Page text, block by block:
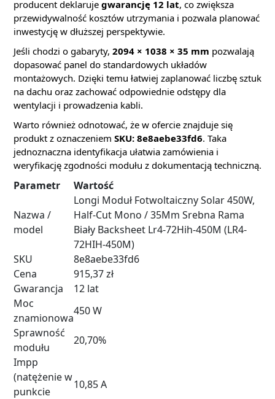
producent deklaruje gwarancję 12 lat, co zwiększa
przewidywalność kosztów utrzymania i pozwala planować
inwestycję w dłuższej perspektywie.
Jeśli chodzi o gabaryty, 2094 × 1038 × 35 mm pozwalają
dopasować panel do standardowych układów
montażowych. Dzięki temu łatwiej zaplanować liczbę sztuk
na dachu oraz zachować odpowiednie odstępy dla
wentylacji i prowadzenia kabli.
Warto również odnotować, że w ofercie znajduje się
produkt z oznaczeniem SKU: 8e8aebe33fd6. Taka
jednoznaczna identyfikacja ułatwia zamówienia i
weryfikację zgodności modułu z dokumentacją techniczną.
Parametr Wartość
Nazwa /
model
Longi Moduł Fotwoltaiczny Solar 450W,
Half-Cut Mono / 35Mm Srebna Rama
Biały Backsheet Lr4-72Hih-450M (LR4-
72HIH-450M)
SKU
8e8aebe33fd6
Cena
915,37 zł
Gwarancja
12 lat
Moc
znamionowa
450 W
Sprawność
modułu
20,70%
Impp
(natężenie w
punkcie
10,85 A